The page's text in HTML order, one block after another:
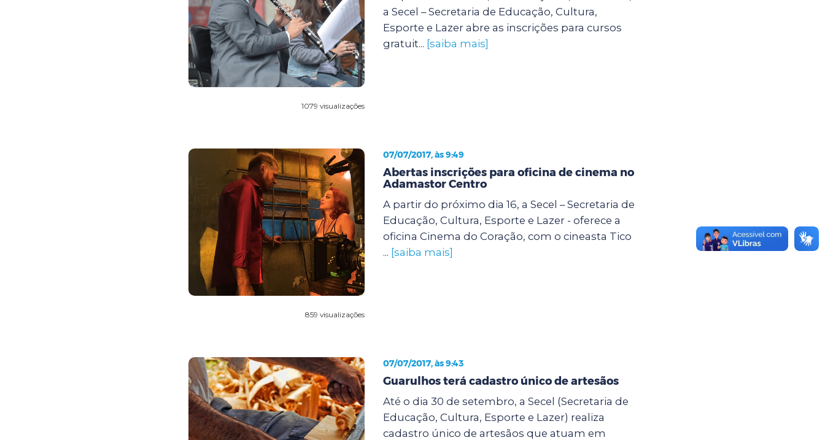
1079 visualizações
a Secel – Secretaria de Educação, Cultura,
Esporte e Lazer abre as inscrições para cursos
gratuit... [saiba mais]
859 visualizações
07/07/2017, às 9:49
Abertas inscrições para oficina de cinema no
Adamastor Centro
A partir do próximo dia 16, a Secel – Secretaria de
Educação, Cultura, Esporte e Lazer - oferece a
oficina Cinema do Coração, com o cineasta Tico
... [saiba mais]
07/07/2017, às 9:43
Guarulhos terá cadastro único de artesãos
Até o dia 30 de setembro, a Secel (Secretaria de
Educação, Cultura, Esporte e Lazer) realiza
cadastro único de artesãos que atuam em